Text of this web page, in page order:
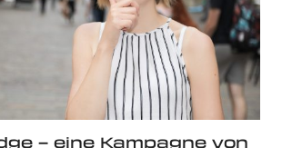
– eine Kampagne von